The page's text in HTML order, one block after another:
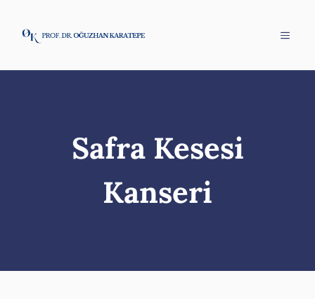
Menü
Safra Kesesi
Kanseri